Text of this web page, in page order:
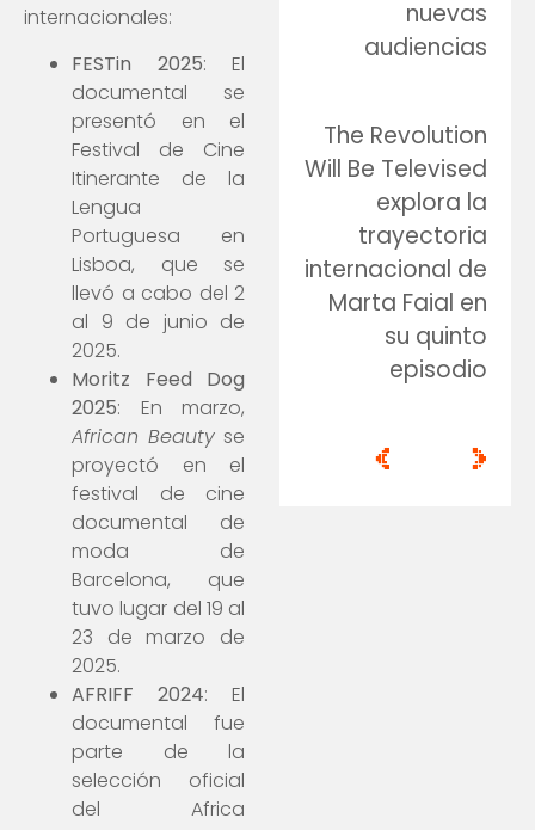
internacionales:
FESTin 2025: El
documental se
presentó en el
Festival de Cine
Itinerante de la
Lengua
Portuguesa en
Lisboa, que se
llevó a cabo del 2
al 9 de junio de
2025.
Moritz Feed Dog
2025: En marzo,
African Beauty se
proyectó en el
festival de cine
documental de
moda de
Barcelona, que
tuvo lugar del 19 al
23 de marzo de
2025.
AFRIFF 2024: El
documental fue
parte de la
selección oficial
del Africa
nuevas
audiencias
The Revolution
Will Be Televised
explora la
trayectoria
internacional de
Marta Faial en
su quinto
episodio
< >